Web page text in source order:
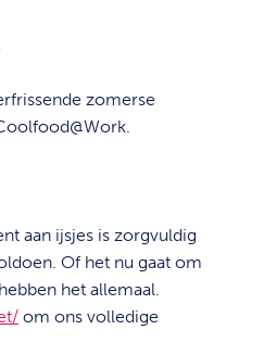
zomerse
aan ijsjes is zorgvuldig
Of het nu gaat om
het allemaal.
om ons volledige